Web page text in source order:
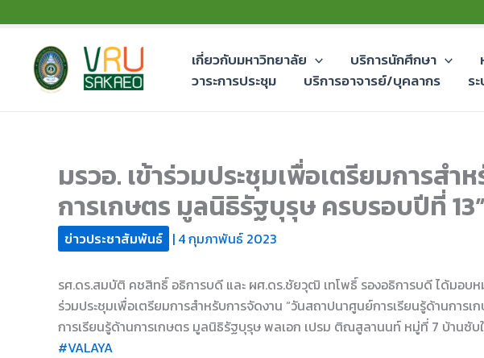
to
content
เกี่ยวกับมหาวิทยาลัย บริการนักศึกษา
วาระการประชุม
บริการอาจารย์/บุคลากร ร
มรวอ. เข้าร่วมประชุมเพื่อเตรียมการส
การเกษตร มูลนิธิรัฐบุรุษ ครบรอบปีที่
ข่าวประชาสัมพันธ์ | 4 กุมภาพันธ์ 2023
รศ.ดร.สมบัติ คชสิทธิ์ อธิการบดี และ ผศ.ดร.ชัยวุฒิ เทโพธิ์ รองอธิการบดี ได้มอ
ร่วมประชุมเพื่อเตรียมการสำหรับการจัดงาน “วันสถาปนาศูนย์การเรียนรู้ด้านกา
การเรียนรู้ด้านการเกษตร มูลนิธิรัฐบุรุษ พลเอก เปรม ติณสูลานนท์ หมู่ที่ 7 บ้านซั
#VALAYA